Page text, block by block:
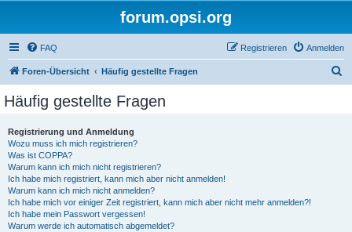
forum.opsi.org
FAQ Anmelden
Registrieren
Foren-Übersicht Häufig gestellte Fragen
Häufig gestellte Fragen
Registrierung und Anmeldung
Wozu muss ich mich registrieren?
Was ist COPPA?
Warum kann ich mich nicht registrieren?
Ich habe mich registriert, kann mich aber nicht anmelden!
Warum kann ich mich nicht anmelden?
Ich habe mich vor einiger Zeit registriert, kann mich aber nicht mehr anmelden?!
Ich habe mein Passwort vergessen!
Warum werde ich automatisch abgemeldet?